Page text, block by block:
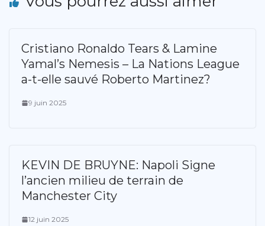
Cristiano Ronaldo Tears & Lamine
Yamal’s Nemesis – La Nations League
a-t-elle sauvé Roberto Martinez?
9 juin 2025
KEVIN DE BRUYNE: Napoli Signe
l’ancien milieu de terrain de
Manchester City
12 juin 2025